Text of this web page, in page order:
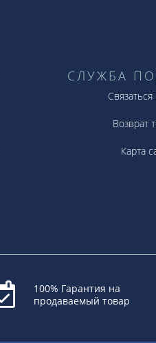
СЛУЖБА
Возврат
Карта
100% Гарантия на
продаваемый товар